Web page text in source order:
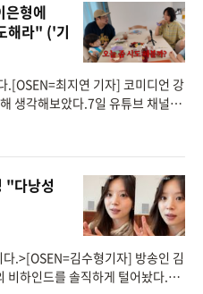
형에
해라" ('기
.[OSEN=최지연 기자] 코미디언 강
생각해보았다.7일 유튜브 채널'기
"다낭성
.>[OSEN=김수형기자] 방송인 김
비하인드를 솔직하게 털어놨다.7